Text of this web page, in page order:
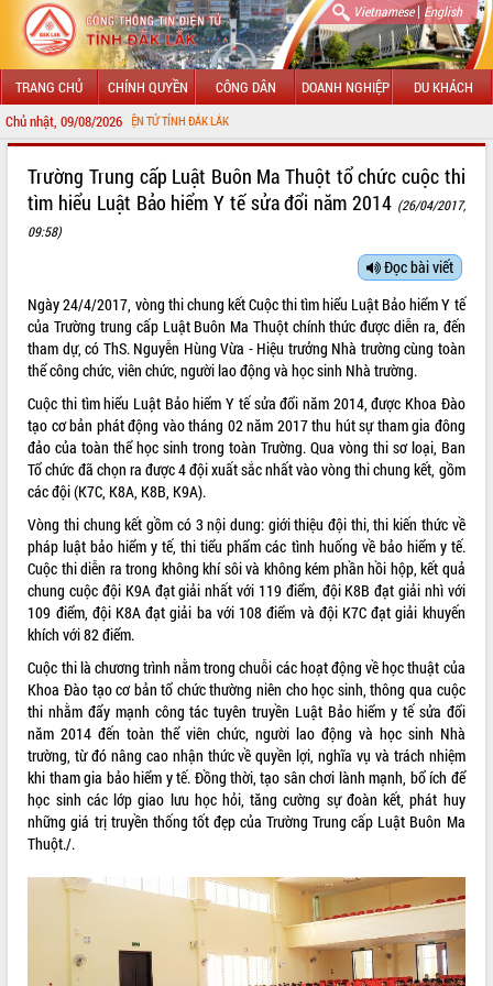
Vietnamese| English
TRANG CHỦ CHÍNH QUYỀN CÔNG DÂN DOANH NGHIỆP DU KHÁCH
Chủ nhật, 09/08/2026
TIN ĐIỆN TỬ TỈNH ĐẮK LẮK
LÃNH ĐẠO UBND TỈNH
SỞ, BAN, NGÀNH
UBND CÁC XÃ, PHƯỜNG
HỆ THỐNG VĂN BẢN
VĂN BẢN HĐND TỈNH
ĐIỂM TIN VĂN BẢN
QUY HOẠCH - KẾ HOẠCH
Trường Trung cấp Luật Buôn Ma Thuột tổ chức cuộc thi
tìm hiểu Luật Bảo hiểm Y tế sửa đổi năm 2014 (26/04/2017,
09:58)
Đọc bài viết
Ngày 24/4/2017, vòng thi chung kết Cuộc thi tìm hiểu Luật Bảo hiểm Y tế
của Trường trung cấp Luật Buôn Ma Thuột chính thức được diễn ra, đến
tham dự, có ThS. Nguyễn Hùng Vừa - Hiệu trưởng Nhà trường cùng toàn
thể công chức, viên chức, người lao động và học sinh Nhà trường.
Cuộc thi tìm hiểu Luật Bảo hiểm Y tế sửa đổi năm 2014, được Khoa Đào
tạo cơ bản phát động vào tháng 02 năm 2017 thu hút sự tham gia đông
đảo của toàn thể học sinh trong toàn Trường. Qua vòng thi sơ loại, Ban
Tổ chức đã chọn ra được 4 đội xuất sắc nhất vào vòng thi chung kết, gồm
các đội (K7C, K8A, K8B, K9A).
Vòng thi chung kết gồm có 3 nội dung: giới thiệu đội thi, thi kiến thức về
pháp luật bảo hiểm y tế, thi tiểu phẩm các tình huống về bảo hiểm y tế.
Cuộc thi diễn ra trong không khí sôi và không kém phần hồi hộp, kết quả
chung cuộc đội K9A đạt giải nhất với 119 điểm, đội K8B đạt giải nhì với
109 điểm, đội K8A đạt giải ba với 108 điểm và đội K7C đạt giải khuyến
khích với 82 điểm.
Cuộc thi là chương trình nằm trong chuỗi các hoạt động về học thuật của
Khoa Đào tạo cơ bản tổ chức thường niên cho học sinh, thông qua cuộc
thi nhằm đẩy mạnh công tác tuyên truyền Luật Bảo hiểm y tế sửa đổi
năm 2014 đến toàn thể viên chức, người lao động và học sinh Nhà
trường, từ đó nâng cao nhận thức về quyền lợi, nghĩa vụ và trách nhiệm
khi tham gia bảo hiểm y tế. Đồng thời, tạo sân chơi lành mạnh, bổ ích để
học sinh các lớp giao lưu học hỏi, tăng cường sự đoàn kết, phát huy
những giá trị truyền thống tốt đẹp của Trường Trung cấp Luật Buôn Ma
Thuột./.